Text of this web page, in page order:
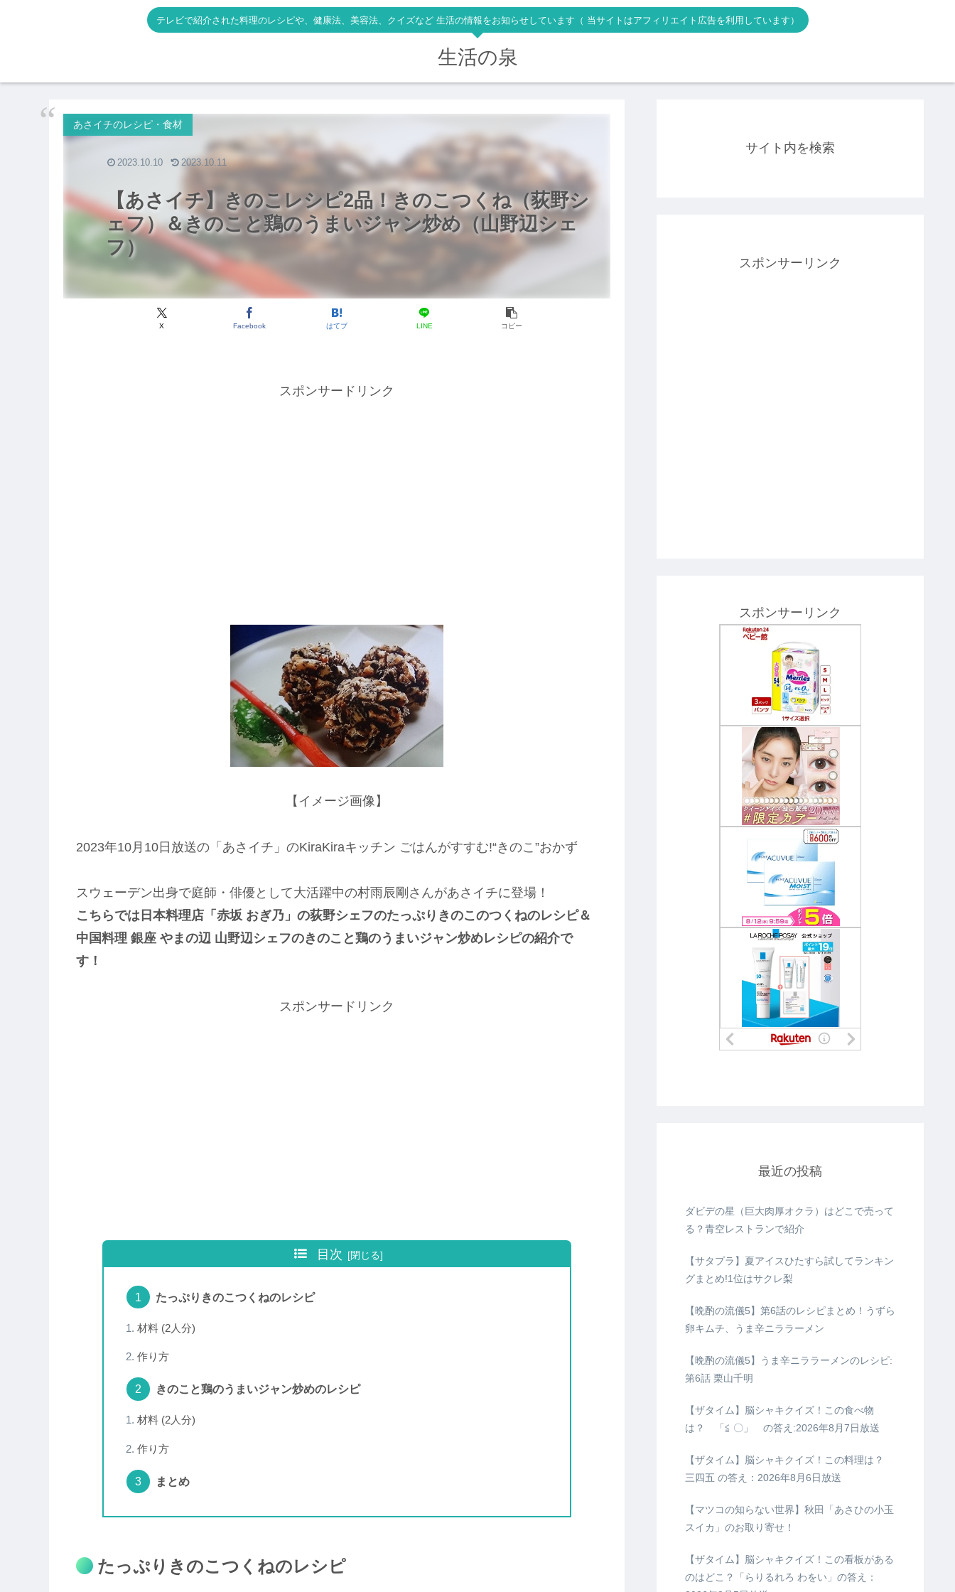
テレビで紹介された料理のレシピや、健康法、美容法、クイズなど 生活の情報をお知らせしています（ 当サイトはアフィリエイト広告を利用しています）
生活の泉
【あさイチ】きのこレシピ2品！きのこつくね（荻野シ
ェフ）＆きのこと鶏のうまいジャン炒め（山野辺シェ
フ）
あさイチのレシピ・食材
X Facebook はてブ LINE コピー
2023.10.10 2023.10.11
スポンサードリンク
【イメージ画像】
2023年10月10日放送の「あさイチ」のKiraKiraキッチン ごはんがすすむ!“きのこ”おかず
スウェーデン出身で庭師・俳優として大活躍中の村雨辰剛さんがあさイチに登場！
こちらでは日本料理店「赤坂 おぎ乃」の荻野シェフのたっぷりきのこのつくねのレシピ＆
中国料理 銀座 やまの辺 山野辺シェフのきのこと鶏のうまいジャン炒めレシピの紹介で
す！
スポンサードリンク
目次
たっぷりきのこつくねのレシピ
材料 (2人分)
作り方
きのこと鶏のうまいジャン炒めのレシピ
材料 (2人分)
作り方
まとめ
たっぷりきのこつくねのレシピ
サイト内を検索
スポンサーリンク
スポンサーリンク
最近の投稿
ダビデの星（巨大肉厚オクラ）はどこで売って
る？青空レストランで紹介
【サタプラ】夏アイスひたすら試してランキン
グまとめ!1位はサクレ梨
【晩酌の流儀5】第6話のレシピまとめ！うずら
卵キムチ、うま辛ニララーメン
【晩酌の流儀5】うま辛ニララーメンのレシピ:
第6話 栗山千明
【ザタイム】脳シャキクイズ！この食べ物
は？ 「≦ 〇」 の答え:2026年8月7日放送
【ザタイム】脳シャキクイズ！この料理は？
三四五 の答え：2026年8月6日放送
【マツコの知らない世界】秋田「あさひの小玉
スイカ」のお取り寄せ！
【ザタイム】脳シャキクイズ！この看板がある
のはどこ？「らりるれろ わをい」の答え：